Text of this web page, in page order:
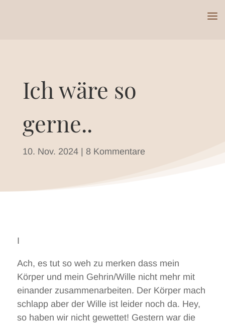
Ich wäre so
gerne..
10. Nov. 2024| 8 Kommentare
I
Ach, es tut so weh zu merken dass mein
Körper und mein Gehrin/Wille nicht mehr mit
einander zusammenarbeiten. Der Körper mach
schlapp aber der Wille ist leider noch da. Hey,
so haben wir nicht gewettet! Gestern war die